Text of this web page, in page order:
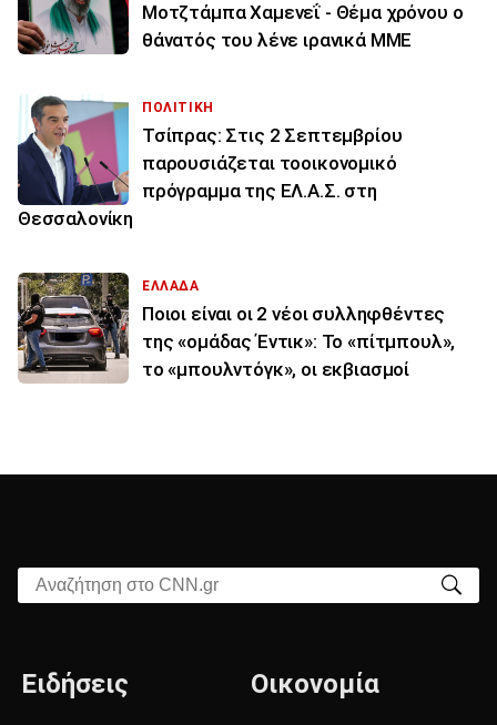
Μοτζτάμπα Χαμενεΐ - Θέμα χρόνου ο
θάνατός του λένε ιρανικά ΜΜΕ
ΠΟΛΙΤΙΚΗ
Τσίπρας: Στις 2 Σεπτεμβρίου
παρουσιάζεται τοοικονομικό
πρόγραμμα της ΕΛ.Α.Σ. στη
Θεσσαλονίκη
ΕΛΛΑΔΑ
Ποιοι είναι οι 2 νέοι συλληφθέντες
της «ομάδας Έντικ»: Το «πίτμπουλ»,
το «μπουλντόγκ», οι εκβιασμοί
Αναζήτηση στο CNN.gr
Ειδήσεις Οικονομία